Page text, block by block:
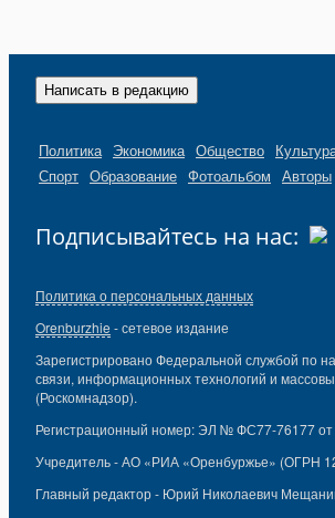
Написать в редакцию
Политика Экономика Общество
Спорт Образование Фотоальбом Авторы
Подписывайтесь на нас:
Политика о персональных данных
Orenburzhie - сетевое издание
Зарегистрировано Федеральной службой по
связи, информационных технологий и
(Роскомнадзор).
Регистрационный номер: ЭЛ № ФС77-76177 от
Учредитель - АО «РИА «Оренбуржье» (ОГРН
Главный редактор - Юрий Николаевич